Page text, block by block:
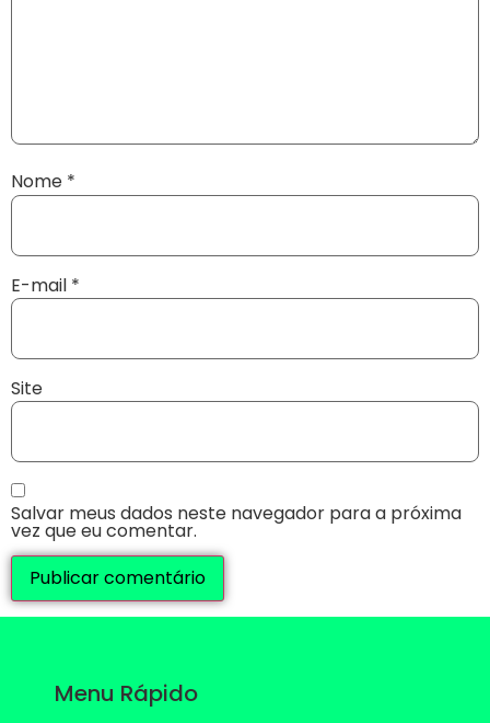
Nome *
E-mail *
Site
Salvar meus dados neste navegador para a próxima
vez que eu comentar.
Menu Rápido